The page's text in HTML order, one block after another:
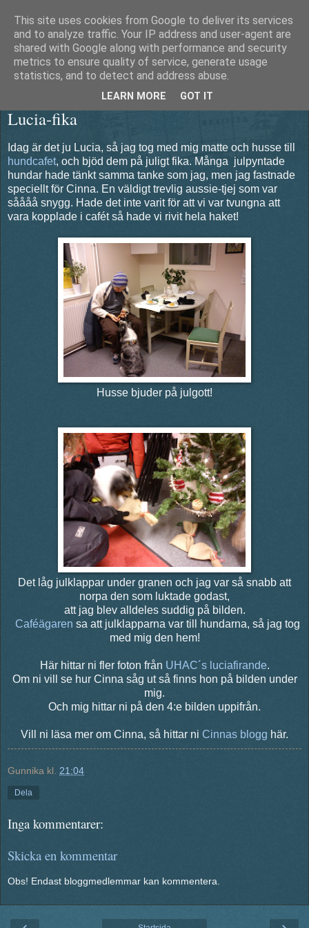
Äventyrshunden Diesel
Lucia-fika
Idag är det ju Lucia, så jag tog med mig matte och husse till
hundcafet, och bjöd dem på juligt fika. Många julpyntade
hundar hade tänkt samma tanke som jag, men jag fastnade
speciellt för Cinna. En väldigt trevlig aussie-tjej som var
såååå snygg. Hade det inte varit för att vi var tvungna att
vara kopplade i cafét så hade vi rivit hela haket!
Husse bjuder på julgott!
Det låg julklappar under granen och jag var så snabb att
norpa den som luktade godast,
att jag blev alldeles suddig på bilden.
Caféägaren sa att julklapparna var till hundarna, så jag tog
med mig den hem!
Här hittar ni fler foton från UHAC´s luciafirande.
Om ni vill se hur Cinna såg ut så finns hon på bilden under
mig.
Och mig hittar ni på den 4:e bilden uppifrån.
Vill ni läsa mer om Cinna, så hittar ni Cinnas blogg här.
Gunnika kl. 21:04
Dela
Inga kommentarer:
Skicka en kommentar
Obs! Endast bloggmedlemmar kan kommentera.
This site uses cookies from Google to deliver its services
and to analyze traffic. Your IP address and user-agent are
shared with Google along with performance and security
metrics to ensure quality of service, generate usage
statistics, and to detect and address abuse.
LEARN MORE GOT IT